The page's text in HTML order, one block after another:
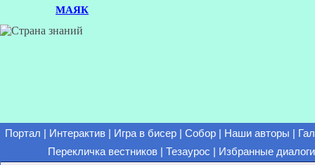
МАЯК
Портал Интерактив| Игра в бисер| Собор| Наши авторы
Перекличка вестников
Тезаурос Избранные диалоги